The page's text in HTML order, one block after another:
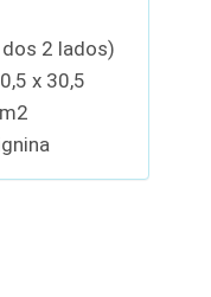
dos 2 lados)
x 30,5